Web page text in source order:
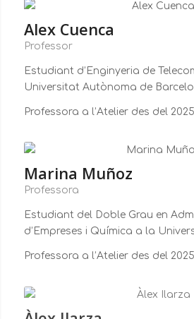
Alex Cuenca
Professor
Estudiant d’Enginyeria de
Universitat Autònoma de
Professora a l’Atelier des del 2025
Marina Muñoz
Professora
Estudiant del Doble Grau en
d’Empreses i Química a la
Professora a l’Atelier des del